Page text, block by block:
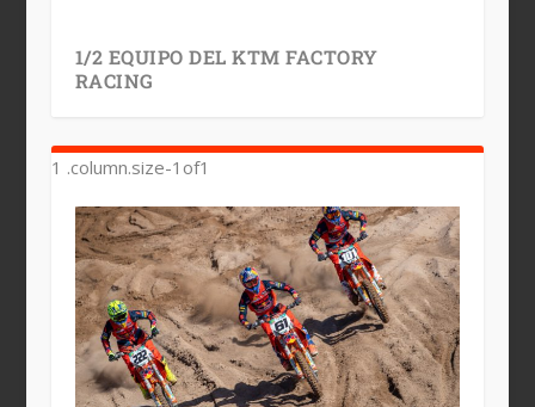
1/2 EQUIPO DEL KTM FACTORY
RACING